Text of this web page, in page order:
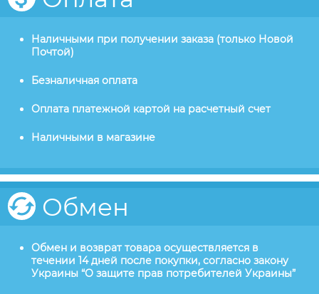
Наличными при получении заказа (только Новой
Почтой)
Безналичная оплата
Оплата платежной картой на расчетный счет
Наличными в магазине
Обмен
Обмен и возврат товара осуществляется в
течении 14 дней после покупки, согласно закону
Украины “О защите прав потребителей Украины”